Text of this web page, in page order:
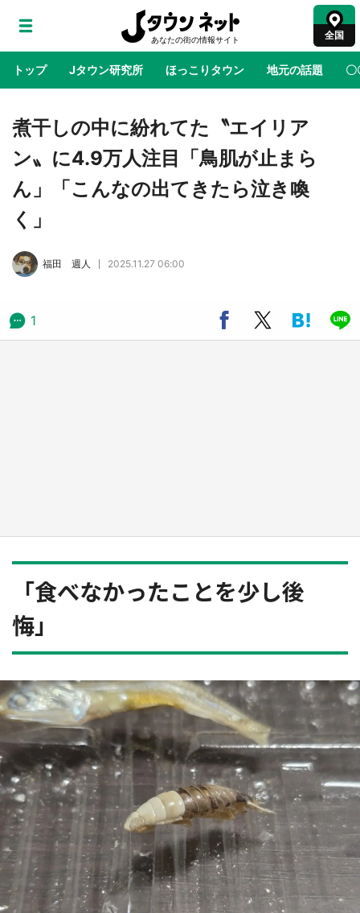
全国
トップ Jタウン研究所 ほっこりタウン 地元の話題 〇
地域×二次元 絶景 あの時はありがとう 物語がはじ
アニメ『はたらく細胞』と神奈川県の3度目コ
ラボ 作品の世界観通じて「小児がん」学べる
太郎グッズ買える 銀座・博品館TOY PARKへ
ラプラス・ダークネスが栃木県を征服！？ 県
公式プロモ動画で「聖地」が生産されてます
煮干しの中に紛れてた〝エイリア
ン〟に4.9万人注目「鳥肌が止まら
ん」「こんなの出てきたら泣き喚
く」
福田 週人 2025.11.27 06:00
1
「食べなかったことを少し後
悔」